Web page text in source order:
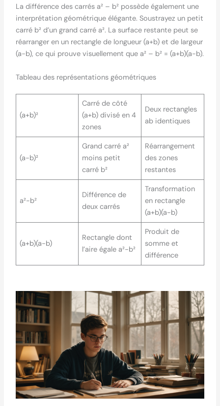
La différence des carrés a² – b² possède également une
interprétation géométrique élégante. Soustrayez un petit
carré b² d’un grand carré a². La surface restante peut se
réarranger en un rectangle de longueur (a+b) et de largeur
(a-b), ce qui prouve visuellement que a² – b² = (a+b)(a-b).
Tableau des représentations géométriques
(a+b)²
Carré de côté
(a+b) divisé en 4
zones
Deux rectangles
ab identiques
(a-b)²
Grand carré a²
moins petit
carré b²
Réarrangement
des zones
restantes
a²-b²
Différence de
deux carrés
Transformation
en rectangle
(a+b)(a-b)
(a+b)(a-b)
Rectangle dont
l’aire égale a²-b²
Produit de
somme et
différence